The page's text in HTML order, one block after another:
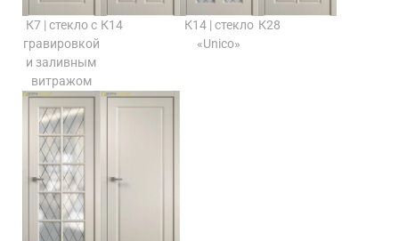
К7 | стекло с
гравировкой
и заливным
витражом
К14
К14 | стекло
«Unico»
К28